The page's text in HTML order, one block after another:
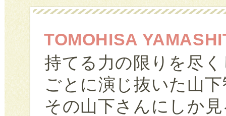
TOMOHISA
持てる力の限りを尽
ごとに演じ抜いた山
その山下さんにしか